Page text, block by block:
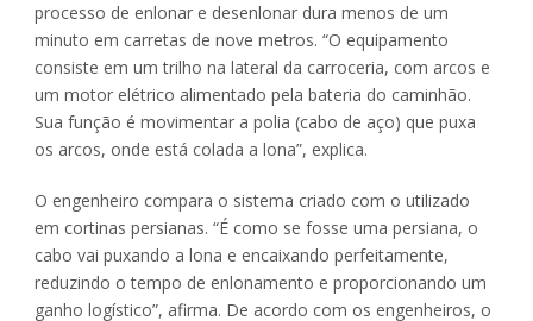
processo de enlonar e desenlonar dura menos de um
minuto em carretas de nove metros. “O equipamento
consiste em um trilho na lateral da carroceria, com arcos e
um motor elétrico alimentado pela bateria do caminhão.
Sua função é movimentar a polia (cabo de aço) que puxa
os arcos, onde está colada a lona”, explica.
O engenheiro compara o sistema criado com o utilizado
em cortinas persianas. “É como se fosse uma persiana, o
cabo vai puxando a lona e encaixando perfeitamente,
reduzindo o tempo de enlonamento e proporcionando um
ganho logístico”, afirma. De acordo com os engenheiros, o